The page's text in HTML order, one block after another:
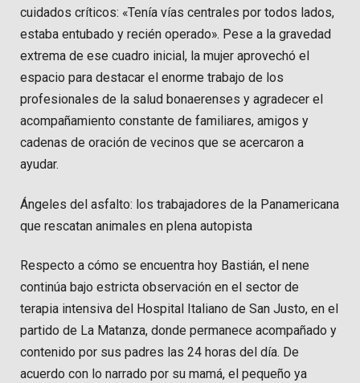
cuidados críticos: «Tenía vías centrales por todos lados,
estaba entubado y recién operado». Pese a la gravedad
extrema de ese cuadro inicial, la mujer aprovechó el
espacio para destacar el enorme trabajo de los
profesionales de la salud bonaerenses y agradecer el
acompañamiento constante de familiares, amigos y
cadenas de oración de vecinos que se acercaron a
ayudar.
Ángeles del asfalto: los trabajadores de la Panamericana
que rescatan animales en plena autopista
Respecto a cómo se encuentra hoy Bastián, el nene
continúa bajo estricta observación en el sector de
terapia intensiva del Hospital Italiano de San Justo, en el
partido de La Matanza, donde permanece acompañado y
contenido por sus padres las 24 horas del día. De
acuerdo con lo narrado por su mamá, el pequeño ya